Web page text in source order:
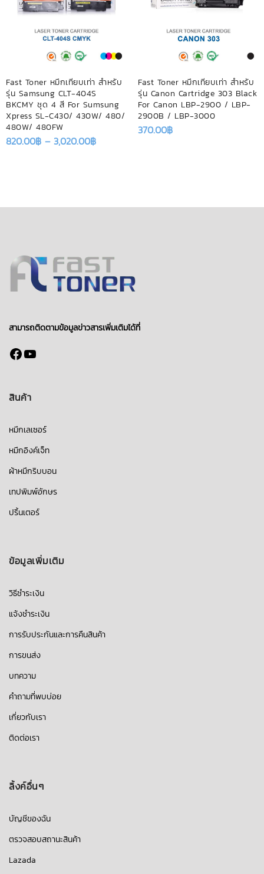
Fast Toner หมึกเทียบเท่า สำหรับ
รุ่น Samsung CLT-404S
BKCMY ชุด 4 สี For Sumsung
Xpress SL-C430/ 430W/ 480/
480W/ 480FW
820.00฿ – 3,020.00฿
Fast Toner หมึกเทียบเท่า สำหรับ
รุ่น Canon Cartridge 303 Black
For Canon LBP-2900 / LBP-
2900B / LBP-3000
370.00฿
สามารถติดตามข้อมูลข่าวสารเพิ่มเติมได้ที่
Facebook
YouTube
สินค้า
หมึกเลเซอร์
หมึกอิงค์เจ็ท
ผ้าหมึกริบบอน
เทปพิมพ์อักษร
ปริ้นเตอร์
ข้อมูลเพิ่มเติม
วิธีชำระเงิน
แจ้งชำระเงิน
การรับประกันและการคืนสินค้า
การขนส่ง
บทความ
คำถามที่พบบ่อย
เกี่ยวกับเรา
ติดต่อเรา
ลิ้งค์อื่นๆ
บัญชีของฉัน
ตรวจสอบสถานะสินค้า
Lazada